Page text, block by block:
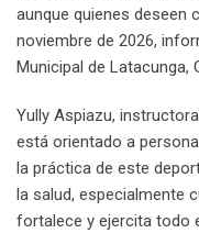
aunque quienes deseen
noviembre de 2026,
Municipal de Latacunga,
Yully Aspiazu,
está orientado a
la práctica de este
la salud, especialmente
fortalece y ejercita todo